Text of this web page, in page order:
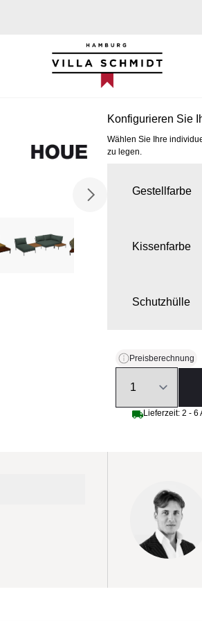
Villa Schmidt
Konfigurieren Sie
Wählen Sie Ihre
zu legen.
Gestellfarbe
Kissenfarbe
Schutzhülle
Preisberechnung
Lieferzeit: 2 - 6